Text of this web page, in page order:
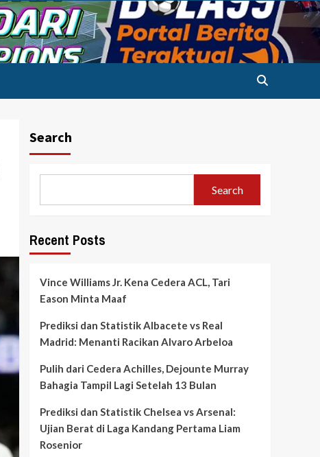
Search
Search
Recent Posts
Vince Williams Jr. Kena Cedera ACL, Tari
Eason Minta Maaf
Prediksi dan Statistik Albacete vs Real
Madrid: Menanti Racikan Alvaro Arbeloa
Pulih dari Cedera Achilles, Dejounte Murray
Bahagia Tampil Lagi Setelah 13 Bulan
Prediksi dan Statistik Chelsea vs Arsenal:
Ujian Berat di Laga Kandang Pertama Liam
Rosenior